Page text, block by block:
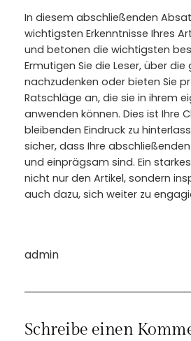
In diesem abschließenden
wichtigsten Erkenntnisse Ihres
und betonen die wichtigsten
Ermutigen Sie die Leser, über
nachzudenken oder bieten Sie
Ratschläge an, die sie in ihrem
anwenden können. Dies ist Ihre
bleibenden Eindruck zu
sicher, dass Ihre
und einprägsam sind. Ein
nicht nur den Artikel, sondern
auch dazu, sich weiter zu
admin
Schreibe einen